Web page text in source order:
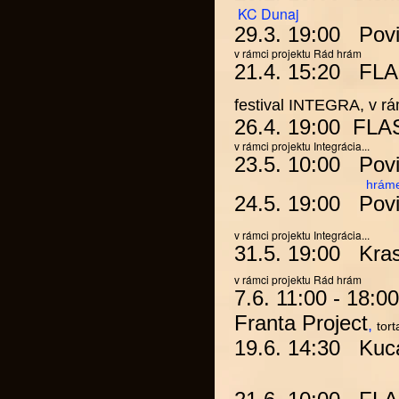
KC Dunaj
29.3. 19:00
v rámci projektu Rád hrám
21.4. 15:20
festival INTEGRA, v
26.4. 19:00
v rámci projektu Integrácia...
23.5. 10:00
hráme pre
24.5. 19:00
v rámci projektu Integrácia...
31.5. 19:00
v rámci projektu Rád hrám
7.6. 11:00 -
Franta Project,
19.6. 14:30